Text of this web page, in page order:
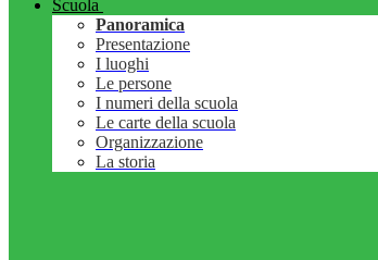
Scuola
Panoramica
Presentazione
I luoghi
Le persone
I numeri della scuola
Le carte della scuola
Organizzazione
La storia